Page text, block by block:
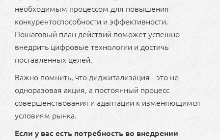
необходимым процессом для повышения
конкурентоспособности и эффективности.
Пошаговый план действий поможет успешно
внедрить цифровые технологии и достичь
поставленных целей.
Важно помнить, что диджитализация - это не
одноразовая акция, а постоянный процесс
совершенствования и адаптации к изменяющимся
условиям рынка.
Если у вас есть потребность во внедрении